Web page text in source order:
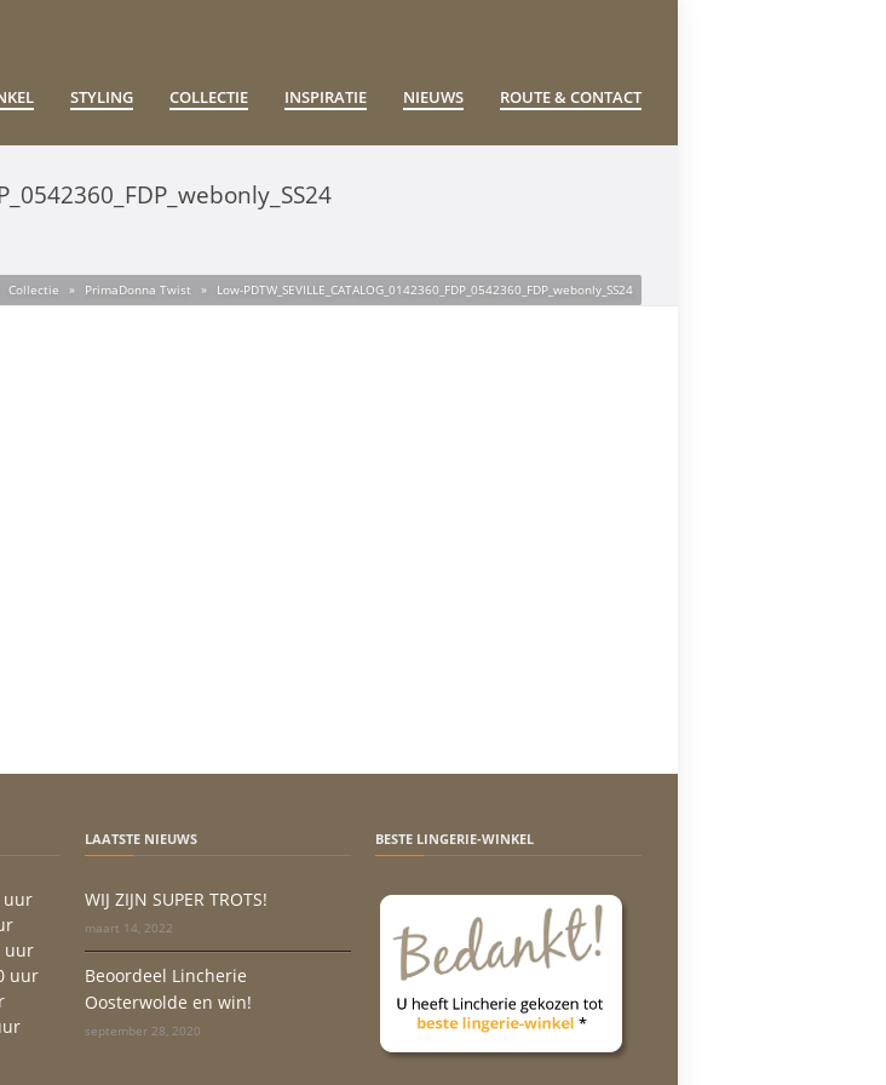
STYLING COLLECTIE INSPIRATIE NIEUWS ROUTE & CONTACT
Collectie » PrimaDonna Twist » Low-PDTW_SEVILLE_CATALOG_0142360_FDP_0542360_FDP_webonly_SS24
uur
uur
uur
LAATSTE NIEUWS
WIJ ZIJN SUPER TROTS!
maart 14, 2022
Beoordeel Lincherie
Oosterwolde en win!
september 28, 2020
BESTE LINGERIE-WINKEL